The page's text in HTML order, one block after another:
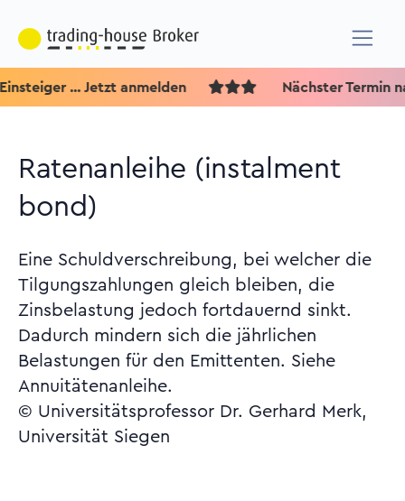
... Jetzt anmelden Nächster Termin nach
Ratenanleihe (instalment
bond)
Eine Schuldverschreibung, bei welcher die
Tilgungszahlungen gleich bleiben, die
Zinsbelastung jedoch fortdauernd sinkt.
Dadurch mindern sich die jährlichen
Belastungen für den Emittenten. Siehe
Annuitätenanleihe.
© Universitätsprofessor Dr. Gerhard Merk,
Universität Siegen